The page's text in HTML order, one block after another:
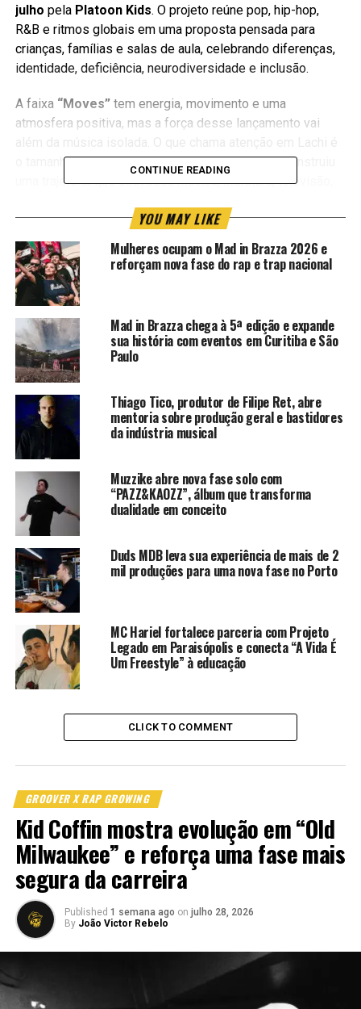
julho pela Platoon Kids. O projeto reúne pop, hip-hop,
R&B e ritmos globais em uma proposta pensada para
crianças, famílias e salas de aula, celebrando diferenças,
identidade, deficiência, neurodiversidade e inclusão.
A faixa “Moves”tem energia, movimento e uma
atmosfera positiva, mas a força desse lançamento vai
o tamanho da história por trás do som. A artista construiu
uma trajetória que atravessa música, literatura, televisão,
deficiência dentro da indústria do entretenimento.
Nascida legalmente cega, Lachi se tornou uma das vozes
mais relevantes quando o assunto é representatividade e
acessibilidade na música. Ela é fundadora da
tornar a indústria musical mais inclusiva para criadores e
profissionais com deficiência.
Um álbum sobre diferença, orgulho
e pertencimento
“Magnificent”
mas carrega uma missão cultural maior. O álbum foi criado
para convidar crianças e famílias a enxergarem diferenças
não como algo a ser corrigido, mas como parte natural da
identidade de cada pessoa.
“Eu fiz Magnificent para a
criança que eu fui naquela
época e para toda criança
que navega pela diferença
agora, para que elas
possam se sentir vistas,
celebradas e saber que não
há nada nelas que precise
ser consertado”, afirma
Lachi no material de
divulgação.
Essa ideia atravessa o projeto inteiro. A faixa-título abre o
álbum com uma celebração da individualidade, enquanto
músicas como
Heart”e“Soy Diferente”abordam temas como
movimento, comunicação, autoexpressão, curiosidade,
cultura e formas diferentes de existir no mundo.
CONTINUE READING
YOU MAY LIKE
Mulheres ocupam o Mad in Brazza 2026 e
reforçam nova fase do rap e trap nacional
Mad in Brazza chega à 5ª edição e expande
sua história com eventos em Curitiba e São
Paulo
Thiago Tico, produtor de Filipe Ret, abre
mentoria sobre produção geral e bastidores
da indústria musical
Muzzike abre nova fase solo com
“PAZZ&KAOZZ”, álbum que transforma
dualidade em conceito
Duds MDB leva sua experiência de mais de 2
mil produções para uma nova fase no Porto
MC Hariel fortalece parceria com Projeto
Legado em Paraisópolis e conecta “A Vida É
Um Freestyle” à educação
CLICK TO COMMENT
GROOVER X RAP GROWING
Kid Coffin mostra evolução em “Old
Milwaukee” e reforça uma fase mais
segura da carreira
Published 1 semana ago on julho 28, 2026
By João Victor Rebelo